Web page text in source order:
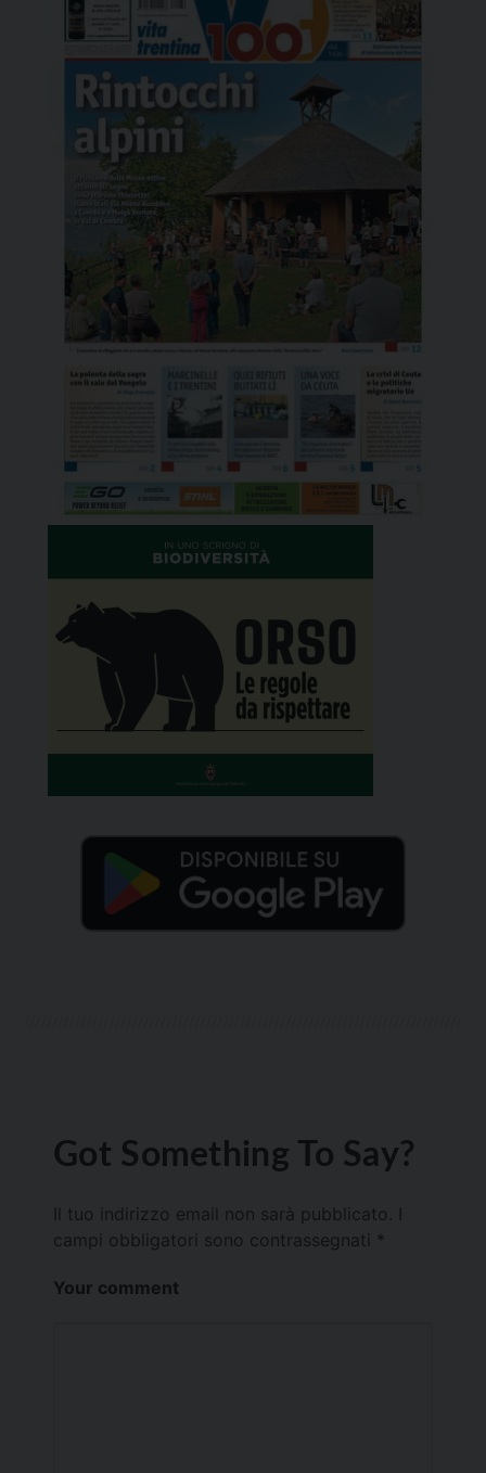
Got Something To Say?
Il tuo indirizzo email non sarà pubblicato.
campi obbligatori sono contrassegnati *
Your comment